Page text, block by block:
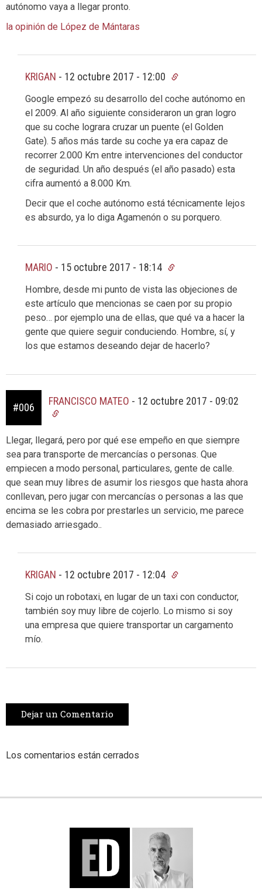
autónomo vaya a llegar pronto.
la opinión de López de Mántaras
KRIGAN - 12 octubre 2017 - 12:00
Google empezó su desarrollo del coche autónomo en
el 2009. Al año siguiente consideraron un gran logro
que su coche lograra cruzar un puente (el Golden
Gate). 5 años más tarde su coche ya era capaz de
recorrer 2.000 Km entre intervenciones del conductor
de seguridad. Un año después (el año pasado) esta
cifra aumentó a 8.000 Km.
Decir que el coche autónomo está técnicamente lejos
es absurdo, ya lo diga Agamenón o su porquero.
MARIO - 15 octubre 2017 - 18:14
Hombre, desde mi punto de vista las objeciones de
este artículo que mencionas se caen por su propio
peso… por ejemplo una de ellas, que qué va a hacer la
gente que quiere seguir conduciendo. Hombre, sí, y
los que estamos deseando dejar de hacerlo?
#006
FRANCISCO MATEO - 12 octubre 2017 - 09:02
Llegar, llegará, pero por qué ese empeño en que siempre
sea para transporte de mercancías o personas. Que
empiecen a modo personal, particulares, gente de calle.
que sean muy libres de asumir los riesgos que hasta ahora
conllevan, pero jugar con mercancías o personas a las que
encima se les cobra por prestarles un servicio, me parece
demasiado arriesgado..
KRIGAN - 12 octubre 2017 - 12:04
Si cojo un robotaxi, en lugar de un taxi con conductor,
también soy muy libre de cojerlo. Lo mismo si soy
una empresa que quiere transportar un cargamento
mío.
Dejar un Comentario
Los comentarios están cerrados